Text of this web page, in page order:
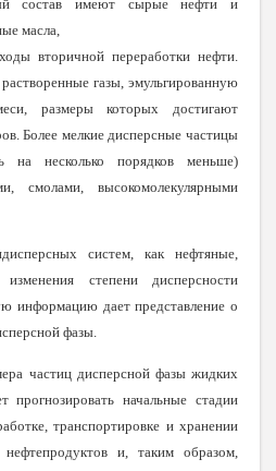
состав имеют сырые нефти и
масла,
вторичной переработки нефти.
газы, эмульгированную
размеры которых достигают
Более мелкие дисперсные частицы
несколько порядков меньше)
смолами, высокомолекулярными
систем, как нефтяные,
степени дисперсности
информацию дает представление о
фазы.
частиц дисперсной фазы жидких
прогнозировать начальные стадии
транспортировке и хранении
и, таким образом,